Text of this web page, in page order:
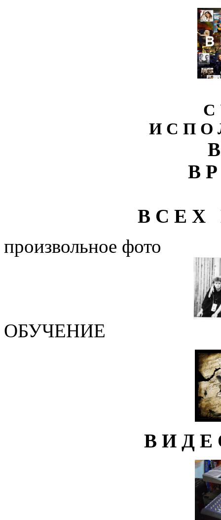
С
И С П О
В
В С Е Х
произвольное фото
ОБУЧЕНИЕ
В И Д